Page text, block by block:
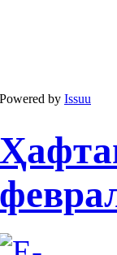
Powered by Issuu